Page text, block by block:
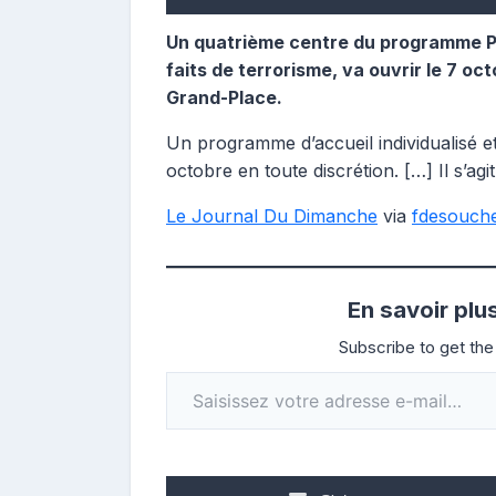
Un quatrième centre du programme
faits de terrorisme, va ouvrir le 7
Grand-Place.
Un programme d’accueil individualisé
octobre en toute discrétion. […] Il
Le Journal Du Dimanche via
En savoir
Subscribe to get
Saisissez votre adresse e-mail…